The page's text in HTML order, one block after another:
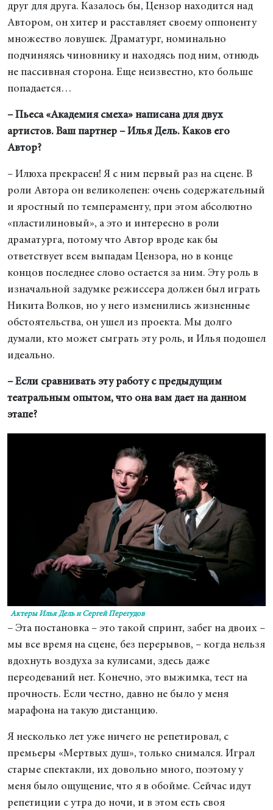
друг для друга. Казалось бы, Цензор находится над
Автором, он хитер и расставляет своему оппоненту
множество ловушек. Драматург, номинально
подчиняясь чиновнику и находясь под ним, отнюдь
не пассивная сторона. Еще неизвестно, кто больше
попадается…
– Пьеса «Академия смеха» написана для двух
артистов. Ваш партнер – Илья Дель. Каков его
Автор?
– Илюха прекрасен! Я с ним первый раз на сцене. В
роли Автора он великолепен: очень содержательный
и яростный по темпераменту, при этом абсолютно
«пластилиновый», а это и интересно в роли
драматурга, потому что Автор вроде как бы
ответствует всем выпадам Цензора, но в конце
концов последнее слово остается за ним. Эту роль в
изначальной задумке режиссера должен был играть
Никита Волков, но у него изменились жизненные
обстоятельства, он ушел из проекта. Мы долго
думали, кто может сыграть эту роль, и Илья подошел
идеально.
– Если сравнивать эту работу с предыдущим
театральным опытом, что она вам дает на данном
этапе?
Актеры Илья Дель и Сергей Перегудов
– Эта постановка – это такой спринт, забег на двоих –
мы все время на сцене, без перерывов, – когда нельзя
вдохнуть воздуха за кулисами, здесь даже
переодеваний нет. Конечно, это выжимка, тест на
прочность. Если честно, давно не было у меня
марафона на такую дистанцию.
Я несколько лет уже ничего не репетировал, с
премьеры «Мертвых душ», только снимался. Играл
старые спектакли, их довольно много, поэтому у
меня было ощущение, что я в обойме. Сейчас идут
репетиции с утра до ночи, и в этом есть своя